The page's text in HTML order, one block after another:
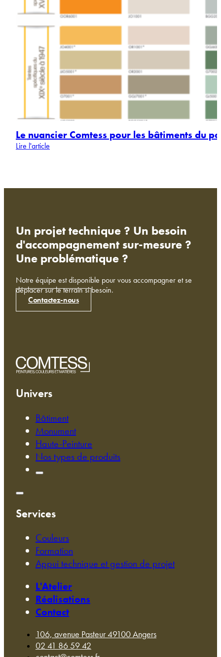
Le nuancier Comtess pour les bâtiments du
Lire l'article
Un projet technique ? Un besoin
d'accompagnement sur-mesure ?
Une problématique ?
Notre équipe est disponible pour vous accompagner et se
déplacer sur le terrain si besoin.
Contactez-nous
Univers
Bâtiment
Monument
Haute-Peinture
Nos types de produits
Services
Couleurs
Formation
Appui technique et gestion de projet
L'Atelier
Réalisations
Contact
106, avenue Pasteur 49100 Angers
02 41 86 59 42